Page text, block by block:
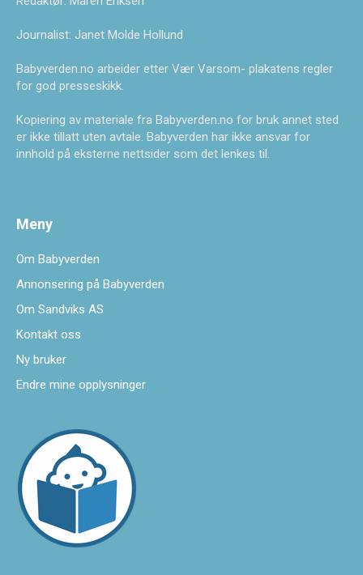
Journalist: Janet Molde Hollund
Babyverden.no arbeider etter Vær Varsom- plakatens regler
for god presseskikk.
Kopiering av materiale fra Babyverden.no for bruk annet sted
er ikke tillatt uten avtale. Babyverden har ikke ansvar for
innhold på eksterne nettsider som det lenkes til.
Meny
Om Babyverden
Annonsering på Babyverden
Om Sandviks AS
Kontakt oss
Ny bruker
Endre mine opplysninger